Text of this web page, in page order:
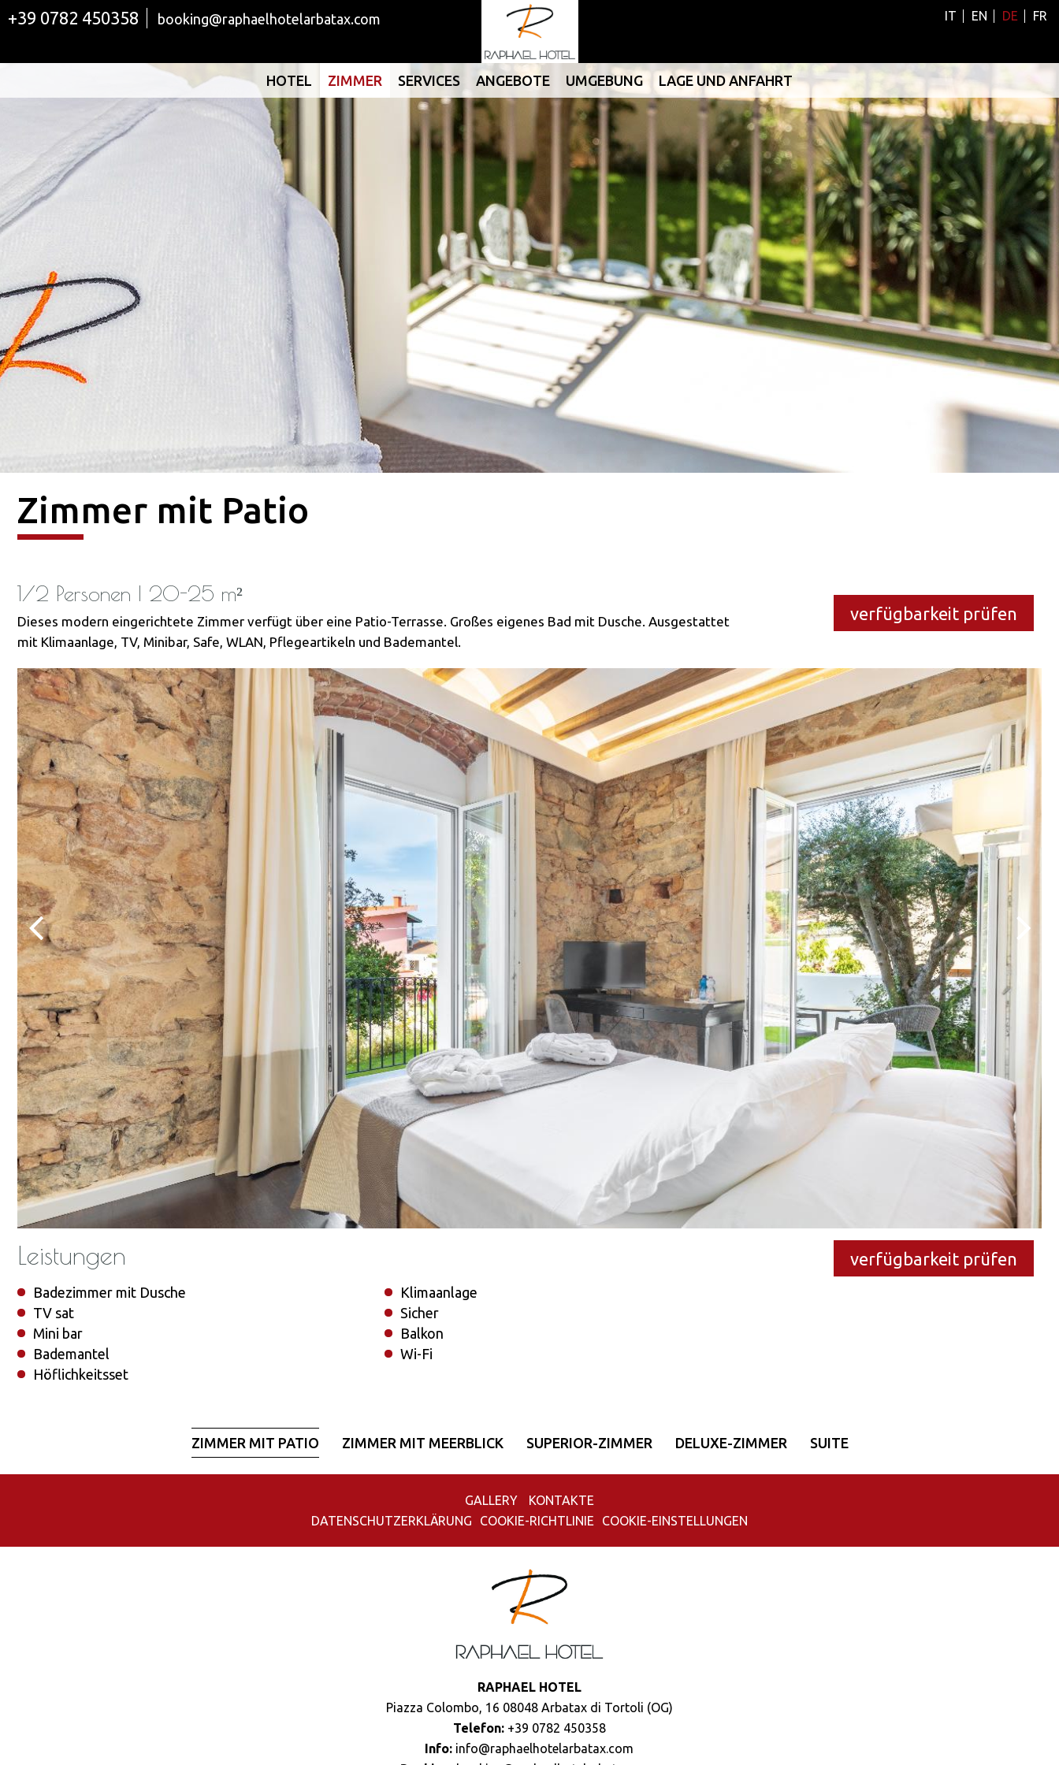
IT EN DE FR
+39 0782 450358 booking@raphaelhotelarbatax.com
HOTEL ZIMMER SERVICES ANGEBOTE UMGEBUNG LAGE UND ANFAHRT
Zimmer mit Patio
1/2 Personen | 20-25 m²
Dieses modern eingerichtete Zimmer verfügt über eine Patio-Terrasse. Großes eigenes Bad mit Dusche. Ausgestattet
mit Klimaanlage, TV, Minibar, Safe, WLAN, Pflegeartikeln und Bademantel.
verfügbarkeit prüfen
verfügbarkeit prüfen
Leistungen
Badezimmer mit Dusche
Klimaanlage
TV sat
Sicher
Mini bar
Balkon
Bademantel
Wi-Fi
Höflichkeitsset
ZIMMER MIT PATIO ZIMMER MIT MEERBLICK SUPERIOR-ZIMMER DELUXE-ZIMMER SUITE
GALLERY
KONTAKTE
DATENSCHUTZERKLÄRUNG
COOKIE-RICHTLINIE COOKIE-EINSTELLUNGEN
RAPHAEL HOTEL
Piazza Colombo, 16 08048 Arbatax di Tortoli (OG)
Telefon: +39 0782 450358
Info: info@raphaelhotelarbatax.com